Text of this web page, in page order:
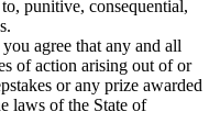
punitive, consequential,
agree that any and all
of action arising out of or
or any prize awarded
laws of the State of